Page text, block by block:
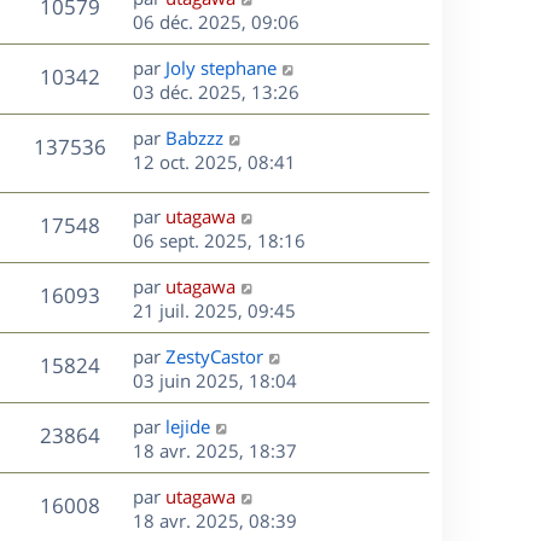
g
e
s
a
g
e
m
e
s
s
a
g
e
e
s
i
e
r
m
e
s
s
a
g
e
10579
u
e
s
e
r
n
i
e
r
m
e
s
s
a
g
e
06 déc. 2025, 09:06
10342V
u
e
D
e
r
n
i
e
r
m
e
s
s
a
g
e
par Joly stephane
03 déc. 2025, 13:26
137536V
u
D
e
n
i
e
r
m
e
s
s
a
g
e
par Babzzz
12 oct. 2025, 08:41
17548V
u
e
D
e
r
n
i
e
r
m
e
s
s
a
g
e
par utagawa
06 sept. 2025, 18:16
16093V
u
D
e
r
n
i
e
r
m
e
s
s
par utagawa
21 juil. 2025, 09:45
15824V
u
s
D
e
r
n
i
e
r
m
par ZestyCastor
03 juin 2025, 18:04
23864V
u
e
D
e
r
n
i
par lejide
18 avr. 2025, 18:37
16008V
D
e
par utagawa
18 avr. 2025, 08:39